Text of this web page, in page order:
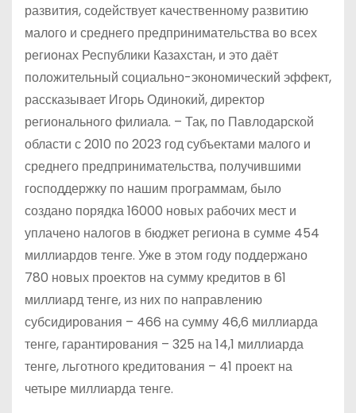
развития, содействует качественному развитию
малого и среднего предпринимательства во всех
регионах Республики Казахстан, и это даёт
положительный социально-экономический эффект,
рассказывает Игорь Одинокий, директор
регионального филиала. – Так, по Павлодарской
области с 2010 по 2023 год субъектами малого и
среднего предпринимательства, получившими
господдержку по нашим программам, было
создано порядка 16000 новых рабочих мест и
уплачено налогов в бюджет региона в сумме 454
миллиардов тенге. Уже в этом году поддержано
780 новых проектов на сумму кредитов в 61
миллиард тенге, из них по направлению
субсидирования – 466 на сумму 46,6 миллиарда
тенге, гарантирования – 325 на 14,1 миллиарда
тенге, льготного кредитования – 41 проект на
четыре миллиарда тенге.